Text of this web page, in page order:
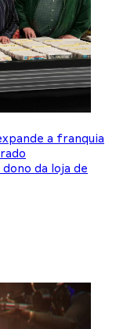
a franquia
da loja de